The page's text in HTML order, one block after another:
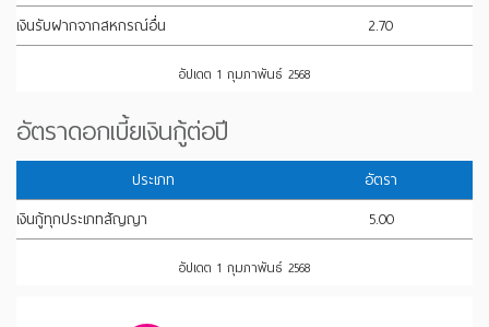
เงินรับฝากจากสหกรณ์อื่น
2.70
อัปเดต 1 กุมภาพันธ์ 2568
อัตราดอกเบี้ยเงินกู้ต่อปี
ประเภท
อัตรา
เงินกู้ทุกประเภทสัญญา
5.00
อัปเดต 1 กุมภาพันธ์ 2568